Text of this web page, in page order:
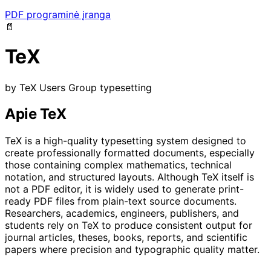
PDF programinė įranga
📄
TeX
by TeX Users Group typesetting
Apie TeX
TeX is a high-quality typesetting system designed to
create professionally formatted documents, especially
those containing complex mathematics, technical
notation, and structured layouts. Although TeX itself is
not a PDF editor, it is widely used to generate print-
ready PDF files from plain-text source documents.
Researchers, academics, engineers, publishers, and
students rely on TeX to produce consistent output for
journal articles, theses, books, reports, and scientific
papers where precision and typographic quality matter.